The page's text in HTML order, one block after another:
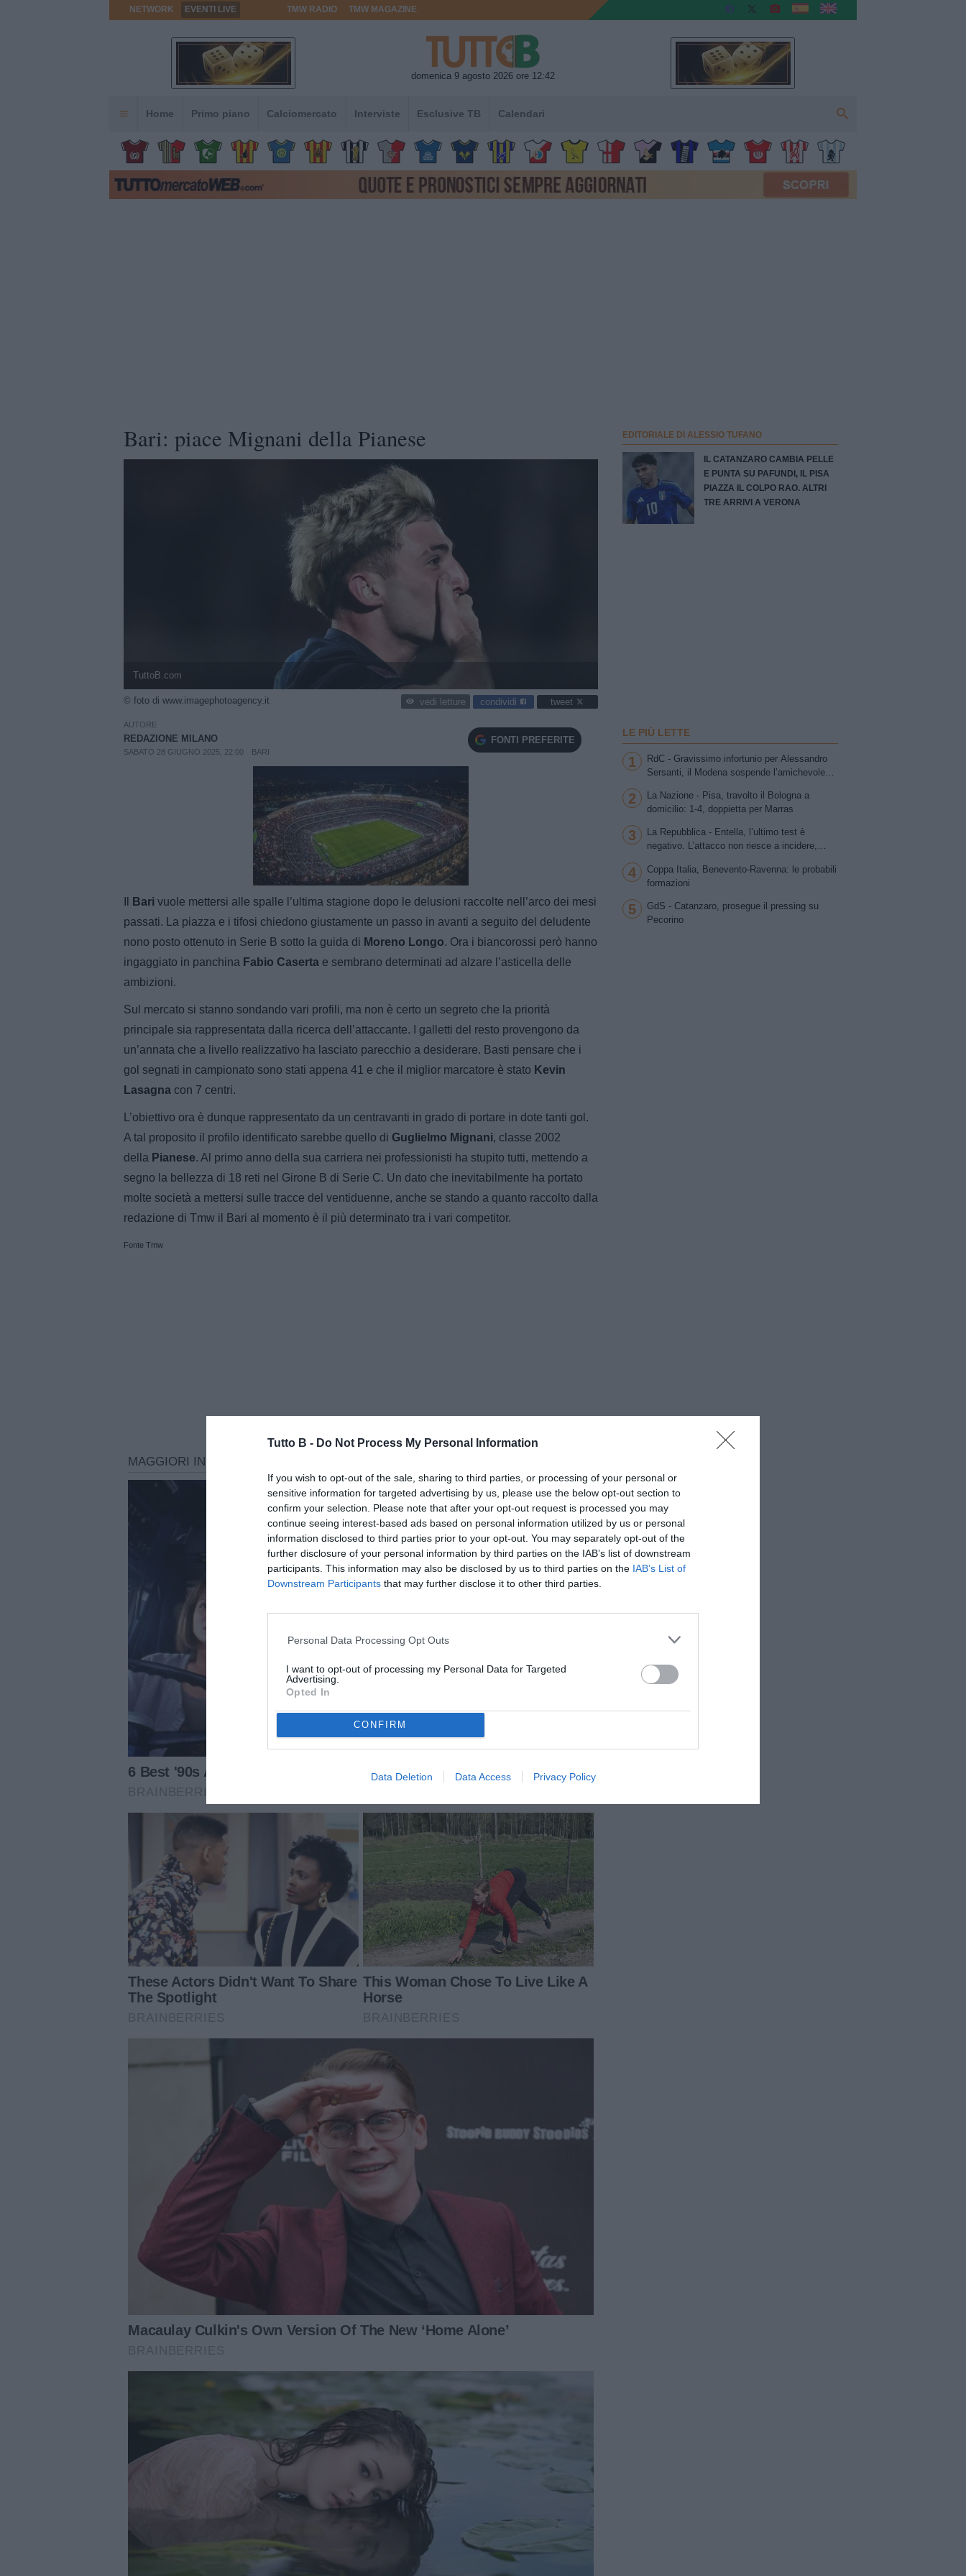
Tutto B - Do Not Process My Personal Information
If you wish to opt-out of the sale, sharing to third parties, or processing of your personal or
sensitive information for targeted advertising by us, please use the below opt-out section to
confirm your selection. Please note that after your opt-out request is processed you may
continue seeing interest-based ads based on personal information utilized by us or personal
information disclosed to third parties prior to your opt-out. You may separately opt-out of the
further disclosure of your personal information by third parties on the IAB’s list of downstream
participants. This information may also be disclosed by us to third parties on the IAB’s List of
Downstream Participants that may further disclose it to other third parties.
Personal Data Processing Opt Outs
I want to opt-out of processing my Personal Data for Targeted
Advertising.
Opted In
CONFIRM
Data Deletion Data Access Privacy Policy
NETWORK EVENTI LIVE TMW RADIO TMW MAGAZINE
domenica 9 agosto 2026 ore 12:42
Home Primo piano Calciomercato Interviste Esclusive TB Calendari
Bari: piace Mignani della Pianese
TuttoB.com
© foto di www.imagephotoagency.it vedi letture condividi tweet
AUTORE
REDAZIONE MILANO
SABATO 28 GIUGNO 2025, 22:00 BARI
FONTI PREFERITE
Unmute
Loaded
:
100.00%
Bari vuole mettersi alle spalle l’ultima stagione dopo le delusioni raccolte nell’arco dei mesi
passati. La piazza e i tifosi chiedono giustamente un passo in avanti a seguito del deludente
nono posto ottenuto in Serie B sotto la guida di Moreno Longo. Ora i biancorossi però hanno
ingaggiato in panchina Fabio Caserta e sembrano determinati ad alzare l’asticella delle
ambizioni.
Sul mercato si stanno sondando vari profili, ma non è certo un segreto che la priorità
principale sia rappresentata dalla ricerca dell’attaccante. I galletti del resto provengono da
un’annata che a livello realizzativo ha lasciato parecchio a desiderare. Basti pensare che i
gol segnati in campionato sono stati appena 41 e che il miglior marcatore è stato Kevin
Lasagna con 7 centri.
L’obiettivo ora è dunque rappresentato da un centravanti in grado di portare in dote tanti gol.
A tal proposito il profilo identificato sarebbe quello di Guglielmo Mignani, classe 2002
della Pianese. Al primo anno della sua carriera nei professionisti ha stupito tutti, mettendo a
segno la bellezza di 18 reti nel Girone B di Serie C. Un dato che inevitabilmente ha portato
molte società a mettersi sulle tracce del ventiduenne, anche se stando a quanto raccolto dalla
redazione di Tmw il Bari al momento è il più determinato tra i vari competitor.
Fonte Tmw
EDITORIALE DI ALESSIO TUFANO
IL CATANZARO CAMBIA PELLE
E PUNTA SU PAFUNDI, IL PISA
PIAZZA IL COLPO RAO. ALTRI
TRE ARRIVI A VERONA
LE PIÙ LETTE
1
RdC - Gravissimo infortunio per Alessandro
Sersanti, il Modena sospende l’amichevole
avversari sotto choc
2
La Nazione - Pisa, travolto il Bologna a
domicilio: 1-4, doppietta per Marras
3
La Repubblica - Entella, l’ultimo test è
negativo. L’attacco non riesce a incidere,
4
Coppa Italia, Benevento-Ravenna: le probabili
formazioni
5
GdS - Catanzaro, prosegue il pressing su
Pecorino